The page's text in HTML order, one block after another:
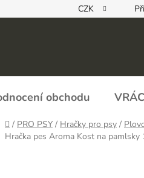
REKLAMAČNÍ
CZK
obchodu
Domů
/ PRO PSY / Hračky pro psy /
Hračka pes Aroma Kost na pamlsky